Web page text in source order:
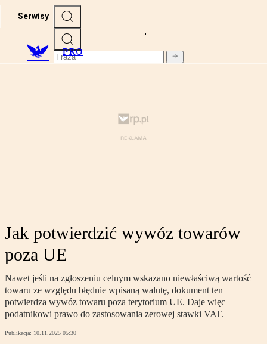
Serwisy
PRO
Jak potwierdzić wywóz towarów
poza UE
Nawet jeśli na zgłoszeniu celnym wskazano niewłaściwą wartość
towaru ze względu błędnie wpisaną walutę, dokument ten
potwierdza wywóz towaru poza terytorium UE. Daje więc
podatnikowi prawo do zastosowania zerowej stawki VAT.
Publikacja: 10.11.2025 05:30